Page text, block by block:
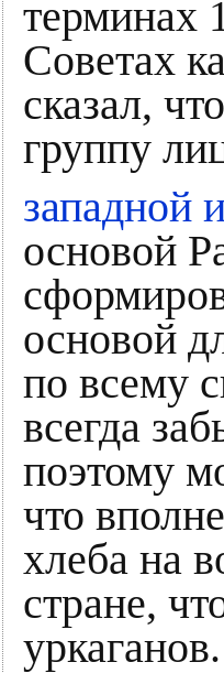
терминах
Советах
сказал,
группу
западной
основой
основой
по всему
всегда
поэтому
что
хлеба на
стране,
уркаганов.